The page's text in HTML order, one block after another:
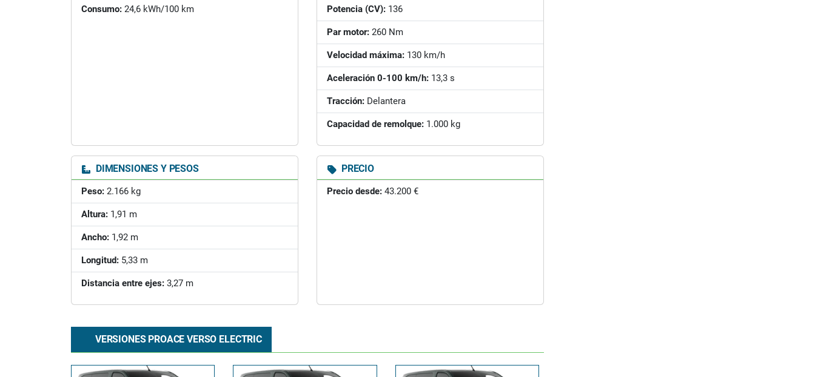
Consumo: 24,6 kWh/100 km Potencia (CV): 136
Par motor: 260 Nm
Velocidad máxima: 130 km/h
Aceleración 0-100 km/h: 13,3 s
Tracción: Delantera
Capacidad de remolque: 1.000 kg
DIMENSIONES Y PESOS
Peso: 2.166 kg
Altura: 1,91 m
Ancho: 1,92 m
Longitud: 5,33 m
Distancia entre ejes: 3,27 m
PRECIO
Precio desde: 43.200 €
VERSIONES PROACE VERSO ELECTRIC